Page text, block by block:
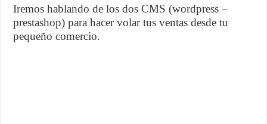
Iremos hablando de los dos CMS (wordpress –
prestashop) para hacer volar tus ventas desde tu
pequeño comercio.